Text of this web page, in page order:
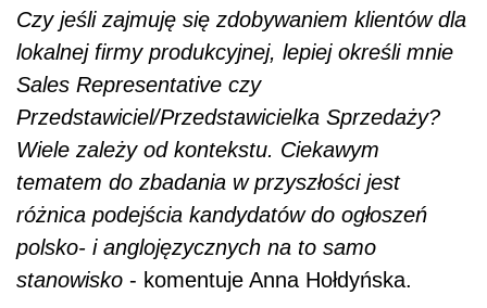
Czy jeśli zajmuję się zdobywaniem klientów dla
lokalnej firmy produkcyjnej, lepiej określi mnie
Sales Representative czy
Przedstawiciel/Przedstawicielka Sprzedaży?
Wiele zależy od kontekstu. Ciekawym
tematem do zbadania w przyszłości jest
różnica podejścia kandydatów do ogłoszeń
polsko- i anglojęzycznych na to samo
stanowisko - komentuje Anna Hołdyńska.